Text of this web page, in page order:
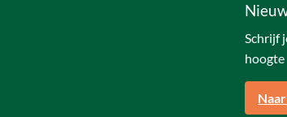
Schrijf
hoogte